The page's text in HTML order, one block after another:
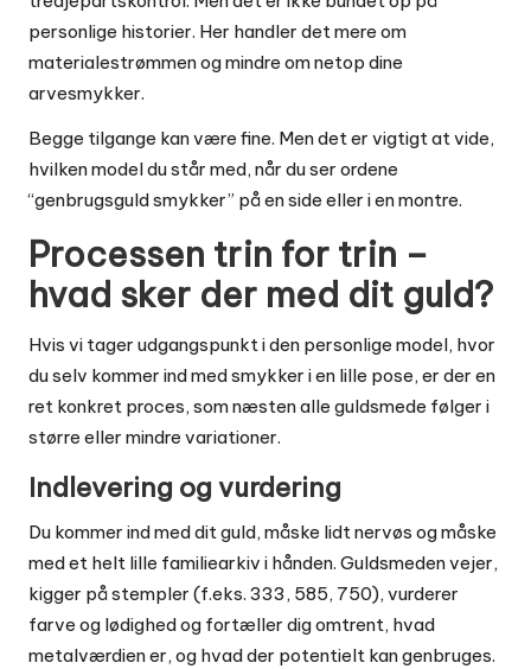
personlige historier. Her handler det mere om
materialestrømmen og mindre om netop dine
arvesmykker.
Begge tilgange kan være fine. Men det er vigtigt at vide,
hvilken model du står med, når du ser ordene
“genbrugsguld smykker” på en side eller i en montre.
Processen trin for trin –
hvad sker der med dit guld?
Hvis vi tager udgangspunkt i den personlige model, hvor
du selv kommer ind med smykker i en lille pose, er der en
ret konkret proces, som næsten alle guldsmede følger i
større eller mindre variationer.
Indlevering og vurdering
Du kommer ind med dit guld, måske lidt nervøs og måske
med et helt lille familiearkiv i hånden. Guldsmeden vejer,
kigger på stempler (f.eks. 333, 585, 750), vurderer
farve og lødighed og fortæller dig omtrent, hvad
metalværdien er, og hvad der potentielt kan genbruges.